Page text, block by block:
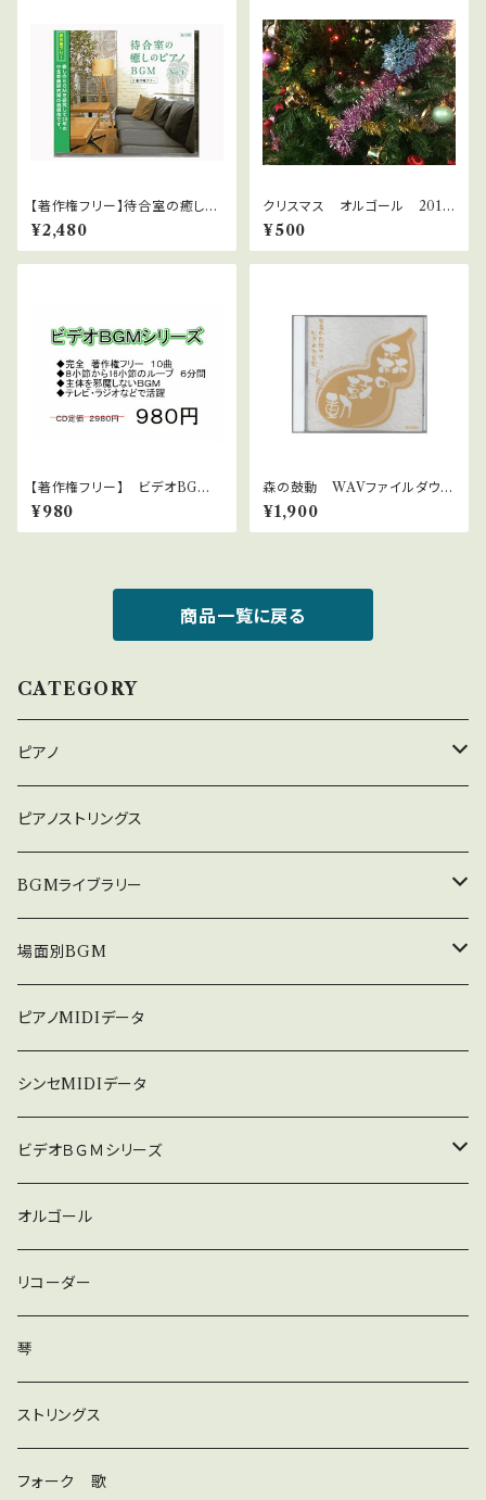
【著作権フリー】待合室の癒しの
ピアノBGMシリーズ No1 ダ
ウンロード版 WAVファイル
¥2,480
クリスマス オルゴール 2018
10曲
¥500
【著作権フリー】 ビデオBGM
シリーズ No.31 不思議な空
間
¥980
森の鼓動 WAVファイルダウン
ロード版 癒しのピアノ 中北
利男
¥1,900
商品一覧に戻る
CATEGORY
ピアノ
癒しのピアノ
中北利男 夢シリーズ
５０８曲シリーズ
３６０曲シリーズ
ピアノストリングス
BGMライブラリー
オルゴール
場面別BGM
悲しい
暗い
普通
ピアノMIDIデータ
シンセMIDIデータ
ビデオＢＧＭシリーズ
ロック
ラテン
ダンス
和風
京都
ストリングス
オルゴール
リコーダー
琴
ストリングス
フォーク 歌